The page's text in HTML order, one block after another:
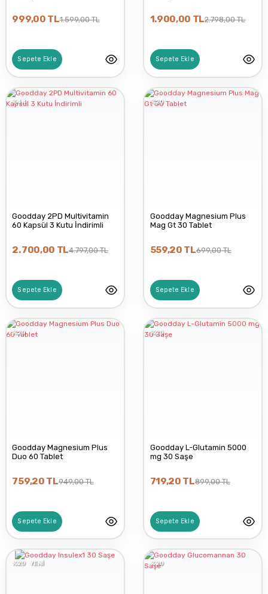
999,00 TL1.599,00 TL
Sepete Ekle
1.900,00 TL2.798,00 TL
Sepete Ekle
%44
Goodday 2PD Multivitamin
60 Kapsül 3 Kutu İndirimli
2.700,00 TL4.797,00 TL
Sepete Ekle
%20
Goodday Magnesium Plus
Mag Gt 30 Tablet
559,20 TL699,00 TL
Sepete Ekle
%20
Goodday Magnesium Plus
Duo 60 Tablet
759,20 TL949,00 TL
Sepete Ekle
%20
Goodday L-Glutamin 5000
mg 30 Saşe
719,20 TL899,00 TL
Sepete Ekle
%20 YENİ %20